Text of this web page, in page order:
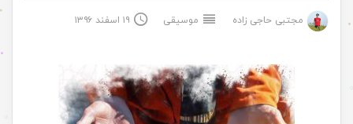
مجتبی حاجی زاده موسیقی ۱۹ اسفند ۱۳۹۶